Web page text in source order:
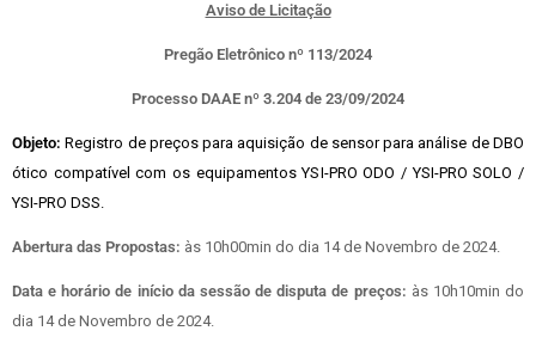
Aviso de Licitação
Pregão Eletrônico nº 113/2024
Processo DAAE nº 3.204 de 23/09/2024
Objeto:Registro de preços para aquisição de sensor para análise de DBO
ótico compatível com os equipamentos YSI-PRO ODO / YSI-PRO SOLO /
YSI-PRO DSS.
Abertura das Propostas: às 10h00min do dia 14 de Novembro de 2024.
Data e horário de início da sessão de disputa de preços: às 10h10min do
dia 14 de Novembro de 2024.